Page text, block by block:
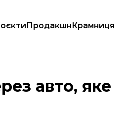
ПродакшнКрамниця
авто, яке